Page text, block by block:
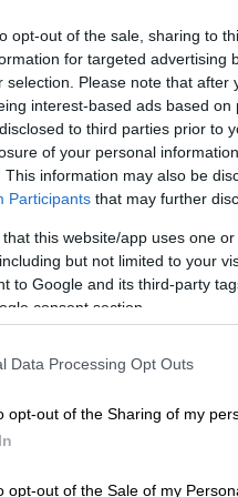
opt-out of the sale, sharing to
for targeted advertising
selection. Please note that
interest-based ads based
to third parties prior to
of your personal
This information may also be
Participants that may further
that this website/app uses one
but not limited to your
to Google and its third-party
consent section.
Data Processing Opt Outs
opt-out of the Sharing of my
opt-out of the Sale of my
ΤΗΣ ΔΗΜΟΚΡΑΤΙΑΣ/
το ΕΘΝΟΣ στη Google
Θεοτόκου, δηλαδή
.
με αυταπάρνηση
ασφάλειας,
Η αφοσίωσή σας
ανέφερε ο
Δυνάμεων